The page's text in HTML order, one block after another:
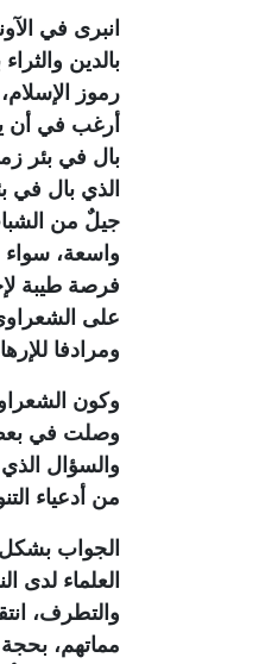
انبرى في
بالدين
رموز
أرغب في أن
بال في بئر
الذي بال في
جيلٌ من
واسعة، سواء
فرصة طيبة
على
ومرادفا
وكون
وصلت في بعض
والسؤال
من أدعياء
الجواب
العلماء لدى
والتطرف،
مماتهم،